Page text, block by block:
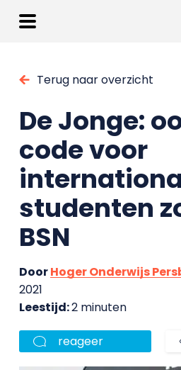
Terug naar overzicht
De Jonge:
code voor
studenten
BSN
DoorHoger Onderwijs
2021
Leestijd:2 minuten
reageer